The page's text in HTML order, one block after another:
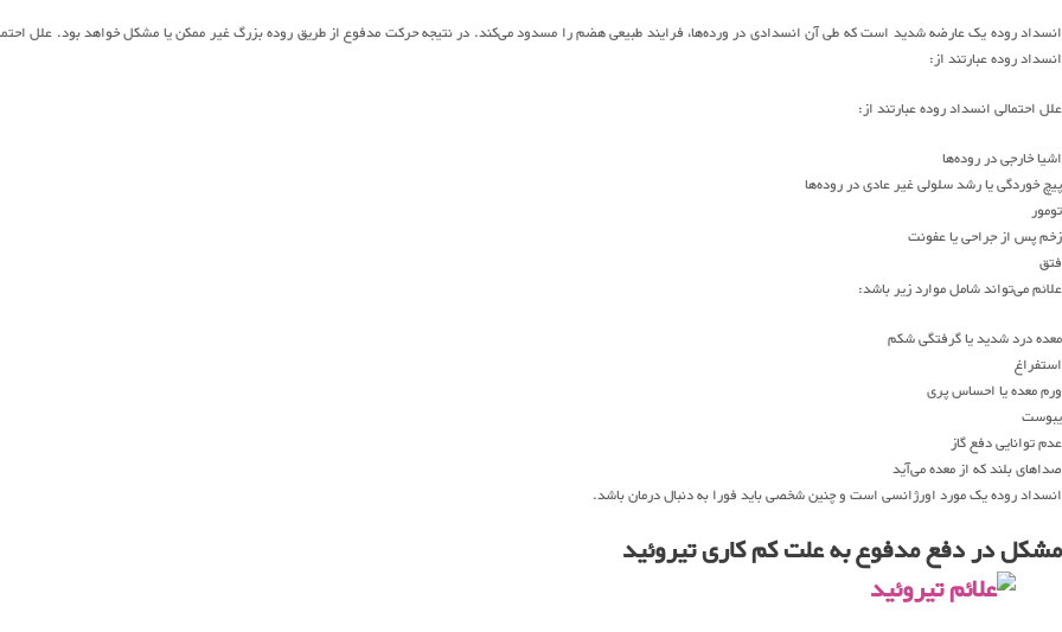
انسداد روده یک عارضه شدید است که طی آن انسدادی در ورده‌ها، فرایند طبیعی هضم را مسدود می‌کند. در نتیجه حرکت مدفوع از طریق روده بزرگ غیر ممکن یا مشکل خواهد بود. علل
انسداد روده عبارتند از:
علل احتمالی انسداد روده عبارتند از:
اشیا خارجی در روده‌ها
پیچ خوردگی یا رشد سلولی غیر عادی در روده‌ها
تومور
زخم پس از جراحی یا عفونت
فتق
علائم می‌تواند شامل موارد زیر باشد:
معده درد شدید یا گرفتگی شکم
استفراغ
ورم معده یا احساس پری
یبوست
عدم توانایی دفع گاز
صداهای بلند که از معده می‌آید
انسداد روده یک مورد اورژانسی است و چنین شخصی باید فورا به دنبال درمان باشد.
مشکل در دفع مدفوع به علت کم کاری تیروئید